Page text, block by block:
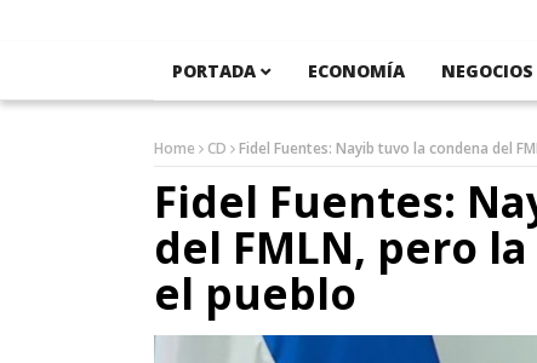
PORTADA ECONOMÍA NEGOCIOS
Home CD Fidel Fuentes: Nayib tuvo la condena del
Fidel Fuentes:
del FMLN, pero
el pueblo